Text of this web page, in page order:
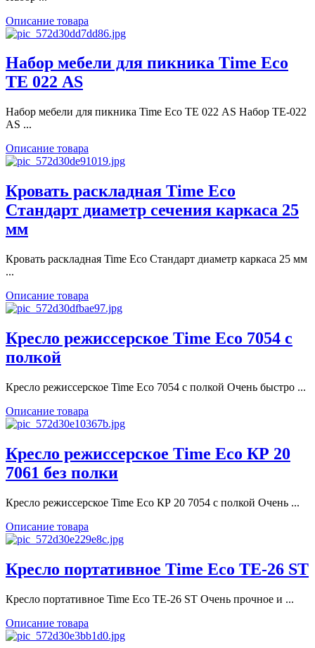
Описание товара
Набор мебели для пикника Time Eco
TE 022 АS
Набор мебели для пикника Time Eco TE 022 АS Набор TE-022
AS ...
Описание товара
Кровать раскладная Time Eco
Стандарт диаметр сечения каркаса 25
мм
Кровать раскладная Time Eco Стандарт диаметр каркаса 25 мм
...
Описание товара
Кресло режиссерское Time Eco 7054 с
полкой
Кресло режиссерское Time Eco 7054 с полкой Очень быстро ...
Описание товара
Кресло режиссерское Time Eco КР 20
7061 без полки
Кресло режиссерское Time Eco КР 20 7054 с полкой Очень ...
Описание товара
Кресло портативное Time Eco ТЕ-26 ST
Кресло портативное Time Eco ТЕ-26 ST Очень прочное и ...
Описание товара